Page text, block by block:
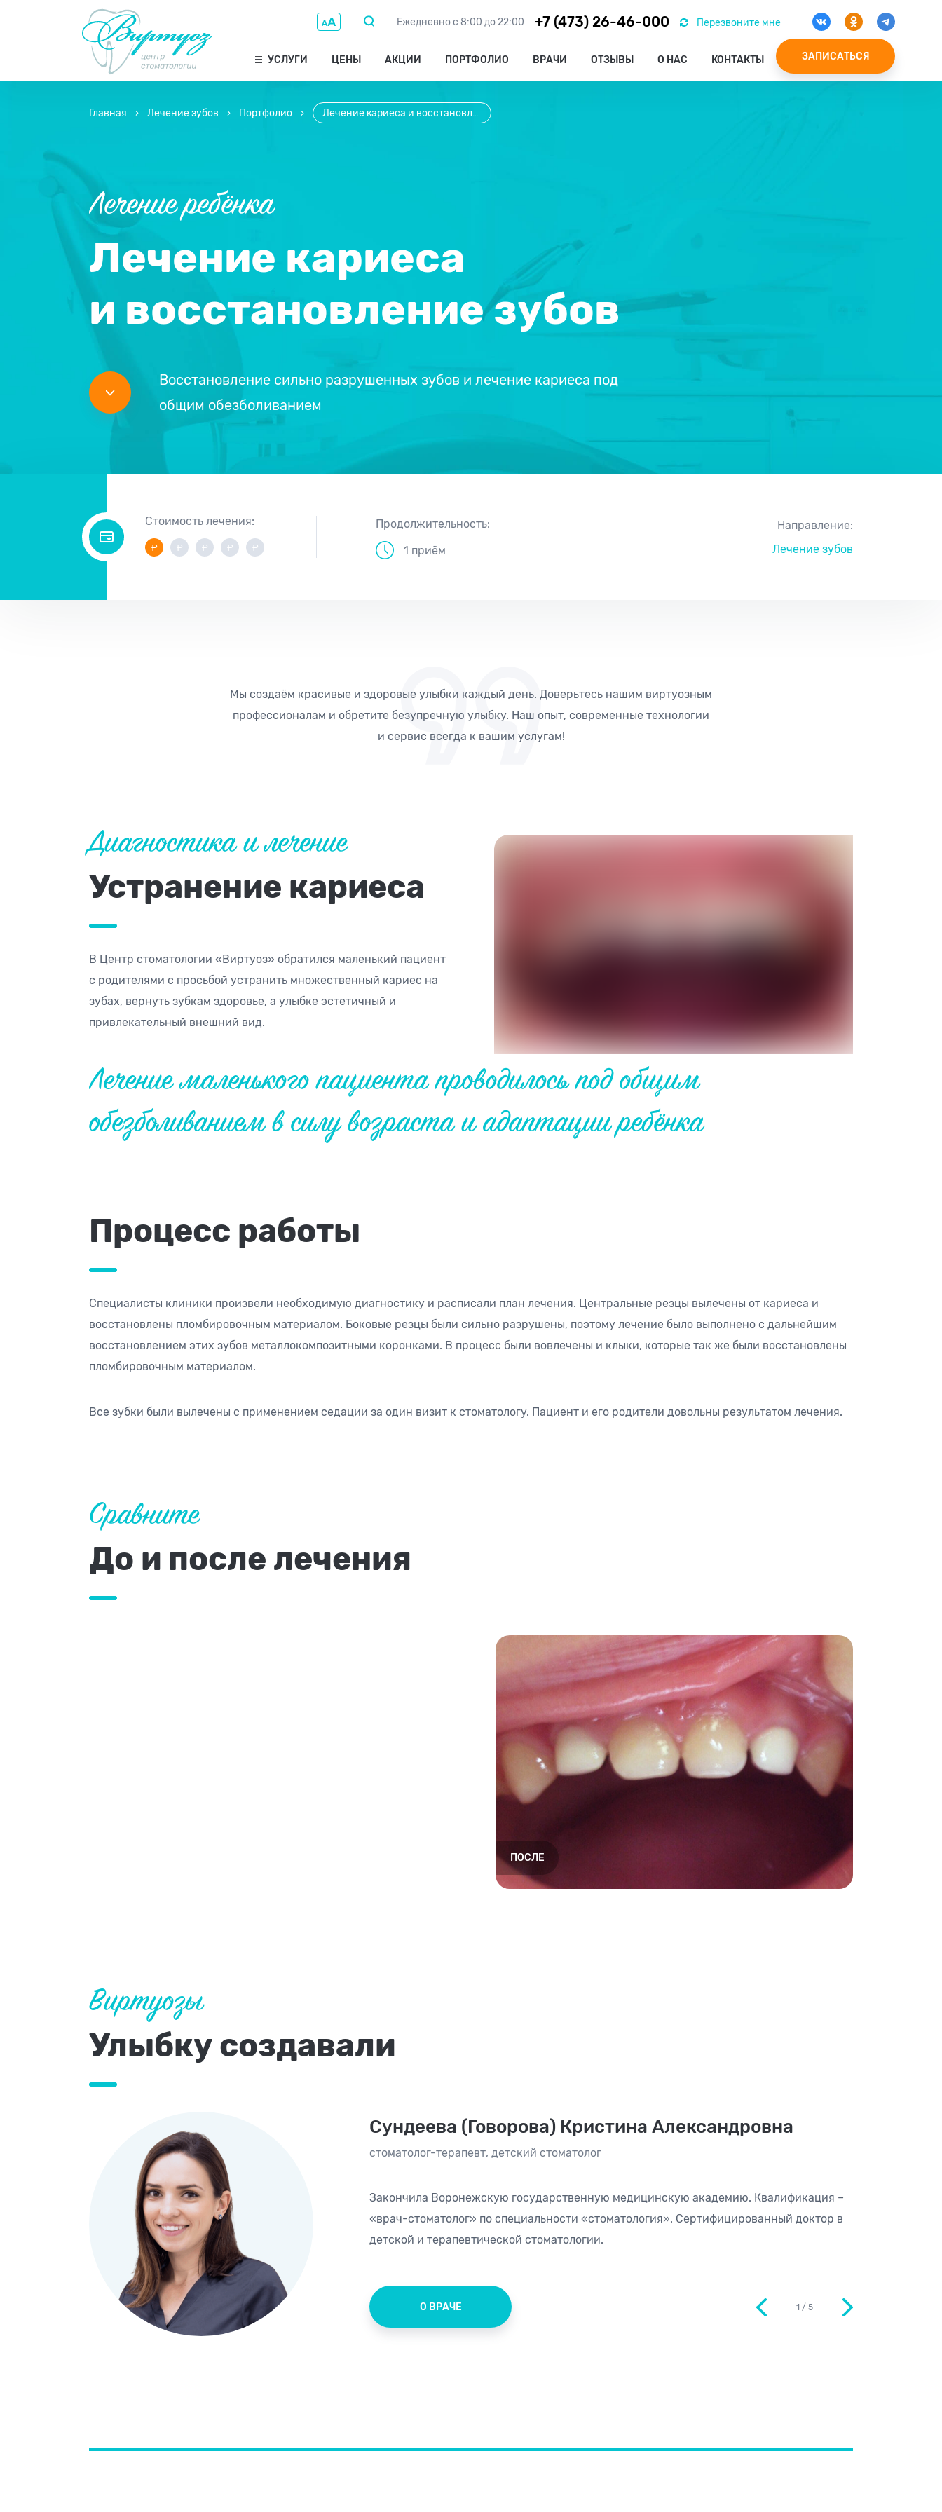
Ежедневно с 8:00 до 22:00 +7 (473) 26-46-000 Перезвоните мне
УСЛУГИ ЦЕНЫ АКЦИИ ПОРТФОЛИО ВРАЧИ ОТЗЫВЫ О НАС КОНТАКТЫ ЗАПИСАТЬСЯ
Главная › Лечение зубов › Портфолио › Лечение кариеса и восстановление зубов
Лечение ребёнка
Лечение кариеса
и восстановление зубов
Восстановление сильно разрушенных зубов и лечение кариеса под
общим обезболиванием
Стоимость лечения:
Продолжительность:
1 приём
Направление:
Лечение зубов
Мы создаём красивые и здоровые улыбки каждый день. Доверьтесь нашим виртуозным
профессионалам и обретите безупречную улыбку. Наш опыт, современные технологии
и сервис всегда к вашим услугам!
Диагностика и лечение
Устранение кариеса
В Центр стоматологии «Виртуоз» обратился маленький пациент
с родителями с просьбой устранить множественный кариес на
зубах, вернуть зубкам здоровье, а улыбке эстетичный и
привлекательный внешний вид.
Лечение маленького пациента проводилось под общим
обезболиванием в силу возраста и адаптации ребёнка
Процесс работы
Специалисты клиники произвели необходимую диагностику и расписали план лечения. Центральные резцы вылечены от кариеса и
восстановлены пломбировочным материалом. Боковые резцы были сильно разрушены, поэтому лечение было выполнено с дальнейшим
восстановлением этих зубов металлокомпозитными коронками. В процесс были вовлечены и клыки, которые так же были восстановлены
пломбировочным материалом.
Все зубки были вылечены с применением седации за один визит к стоматологу. Пациент и его родители довольны результатом лечения.
Сравните
До и после лечения
Виртуозы
Улыбку создавали
Сундеева (Говорова) Кристина Александровна
стоматолог-терапевт, детский стоматолог
Закончила Воронежскую государственную медицинскую академию. Квалификация –
«врач-стоматолог» по специальности «стоматология». Сертифицированный доктор в
детской и терапевтической стоматологии.
О ВРАЧЕ 1 / 5